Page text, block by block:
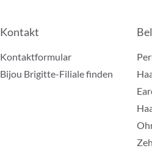
Kontakt
Kontaktformular
Bijou Brigitte-Filiale finden